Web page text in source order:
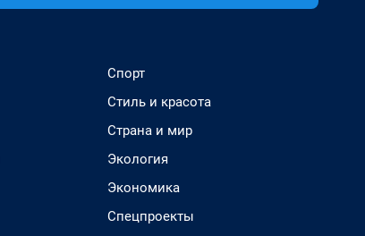
Спорт
Стиль и красота
Страна и мир
Экология
Экономика
Спецпроекты